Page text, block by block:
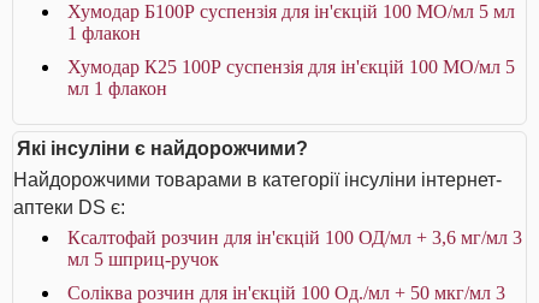
Хумодар Б100Р суспензія для ін'єкцій 100 МО/мл 5 мл
1 флакон
Хумодар К25 100Р суспензія для ін'єкцій 100 МО/мл 5
мл 1 флакон
Які інсуліни є найдорожчими?
Найдорожчими товарами в категорії інсуліни інтернет-
аптеки DS є:
Ксалтофай розчин для ін'єкцій 100 ОД/мл + 3,6 мг/мл 3
мл 5 шприц-ручок
Соліква розчин для ін'єкцій 100 Од./мл + 50 мкг/мл 3